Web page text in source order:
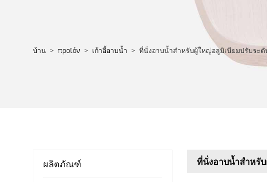
บ้าน > προϊόν > เก้าอี้อาบน้ำ > ที่นั่งอาบน้ำสำหรับผู้ใหญ่อลูมิเนียมปรับระดั
ที่นั่งอาบน้ำสำหรั
ผลิตภัณฑ์